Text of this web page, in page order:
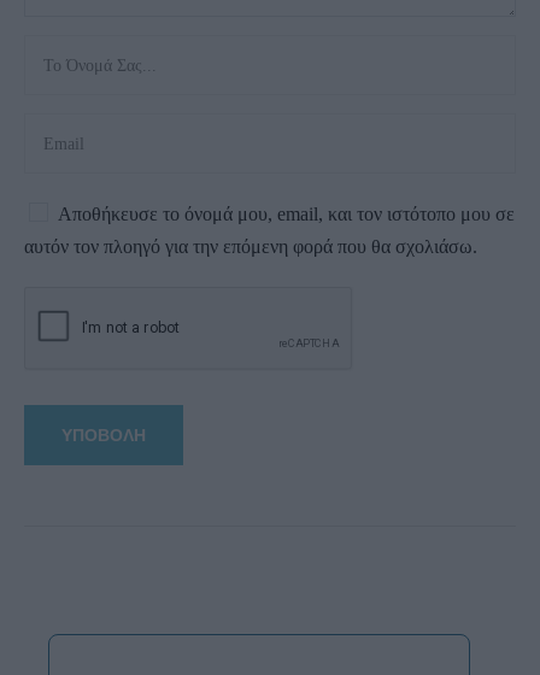
Αποθήκευσε το όνομά μου, email, και τον ιστότοπο μου σε
αυτόν τον πλοηγό για την επόμενη φορά που θα σχολιάσω.